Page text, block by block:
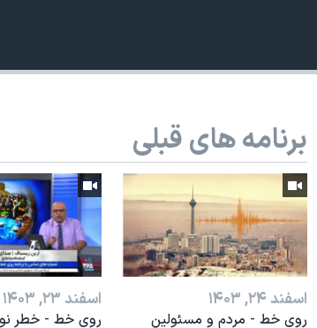
برنامه های قبلی
اسفند ۲۴, ۱۴۰۳
روی خط - مردم و مسئولین
اسفند ۲۳, ۱۴۰۳
روی خط - خطر